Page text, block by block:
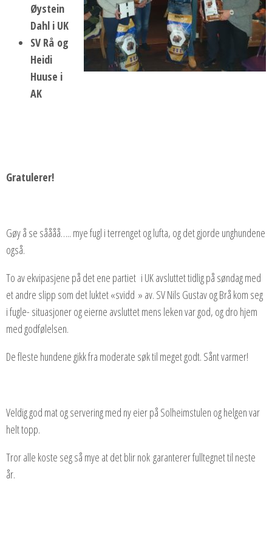
Øystein
Dahl i UK
SV Rå og
Heidi
Huuse i
AK
Gratulerer!
Gøy å se såååå….. mye fugl i terrenget og lufta, og det gjorde unghundene
også.
To av ekvipasjene på det ene partiet i UK avsluttet tidlig på søndag med
et andre slipp som det luktet «svidd » av. SV Nils Gustav og Brå kom seg
i fugle- situasjoner og eierne avsluttet mens leken var god, og dro hjem
med godfølelsen.
De fleste hundene gikk fra moderate søk til meget godt. Sånt varmer!
Veldig god mat og servering med ny eier på Solheimstulen og helgen var
helt topp.
Tror alle koste seg så mye at det blir nok garanterer fulltegnet til neste
år.